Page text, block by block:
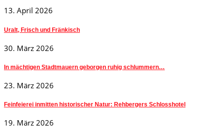
13. April 2026
Uralt, Frisch und Fränkisch
30. März 2026
In mächtigen Stadtmauern geborgen ruhig schlummern…
23. März 2026
Feinfeierei inmitten historischer Natur: Rehbergers Schlosshotel
19. März 2026